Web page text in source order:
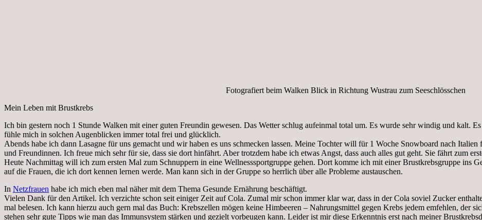
Fotografiert beim Walken Blick in Richtung Wustrau zum Seeschlösschen
Mein Leben mit Brustkrebs
Ich bin gestern noch 1 Stunde Walken mit einer guten Freundin gewesen. Das Wetter schlug aufeinmal total um. Es wurde sehr windig und kalt.
fühle mich in solchen Augenblicken immer total frei und glücklich.
Abends habe ich dann Lasagne für uns gemacht und wir haben es uns schmecken lassen. Meine Tochter will für 1 Woche Snowboard nach
und Freundinnen. Ich freue mich sehr für sie, dass sie dort hinfährt. Aber trotzdem habe ich etwas Angst, dass auch alles gut geht. Sie fährt zum
Heute Nachmittag will ich zum ersten Mal zum Schnuppern in eine Wellnesssportgruppe gehen. Dort komme ich mit einer Brustkrebsgruppe ins
auf die Frauen, die ich dort kennen lernen werde. Man kann sich in der Gruppe so herrlich über alle Probleme austauschen.
In Netzfrauen habe ich mich eben mal näher mit dem Thema Gesunde Ernährung beschäftigt.
Vielen Dank für den Artikel. Ich verzichte schon seit einiger Zeit auf Cola. Zumal mir schon immer klar war, dass in der Cola soviel Zucker
mal belesen. Ich kann hierzu auch gern mal das Buch: Krebszellen mögen keine Himbeeren – Nahrungsmittel gegen Krebs jedem emfehlen, der
stehen sehr gute Tipps wie man das Immunsystem stärken und gezielt vorbeugen kann. Leider ist mir diese Erkenntnis erst nach meiner